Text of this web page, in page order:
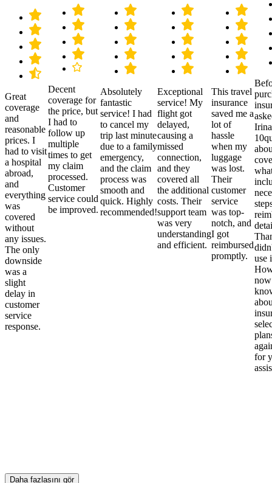
Great
coverage
and
reasonable
prices. I
had to visit
a hospital
abroad,
and
everything
was
covered
without
any issues.
The only
downside
was a
slight
delay in
customer
service
response.
Decent
coverage for
the price, but
I had to
follow up
multiple
times to get
my claim
processed.
Customer
service could
be improved.
Absolutely
fantastic
service! I had
to cancel my
trip last minute
due to a family
emergency,
and the claim
process was
smooth and
quick. Highly
recommended!
Exceptional
service! My
flight got
delayed,
causing a
missed
connection,
and they
covered all
the additional
costs. Their
support team
was very
understanding
and efficient.
This travel
insurance
saved me a
lot of
hassle
when my
luggage
was lost.
Their
customer
service
was top-
notch, and
I got
reimbursed
promptly.
use
for
Daha fazlasını gör